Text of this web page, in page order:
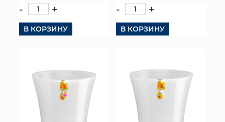
- +
В КОРЗИНУ
- +
В КОРЗИНУ